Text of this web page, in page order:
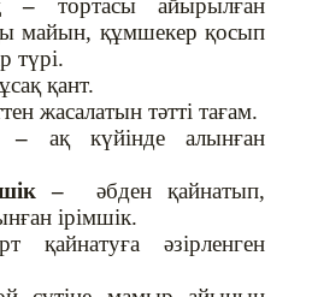
– тортасы айырылған
майын, құмшекер қосып
түрі.
ұсақ қант.
жасалатын тәтті тағам.
– ақ күйінде алынған
– әбден қайнатып,
ірімшік.
қайнатуға әзірленген